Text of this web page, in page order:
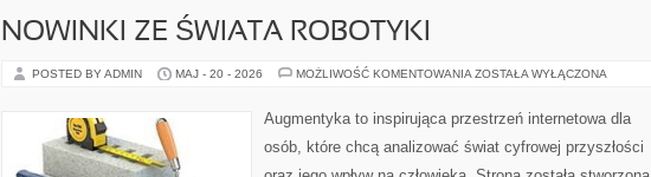
NOWINKI ZE ŚWIATA ROBOTYKI
POSTED BY ADMIN MAJ - 20 - 2026 MOŻLIWOŚĆ KOMENTOWANIA NOWINKI
ROBOTYKI
ZOSTAŁA WYŁĄCZONA
Augmentyka to inspirująca przestrzeń internetowa dla
osób, które chcą analizować świat cyfrowej przyszłości